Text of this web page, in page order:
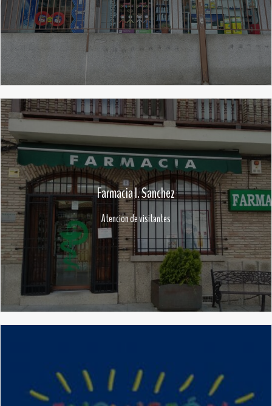
Farmacia I. Sanchez
Atención de visitantes